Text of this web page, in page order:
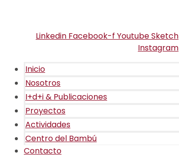
Linkedin Facebook-f YoutubeSketch
Instagram
Inicio
Nosotros
I+d+i & Publicaciones
Proyectos
Actividades
Centro del Bambú
Contacto